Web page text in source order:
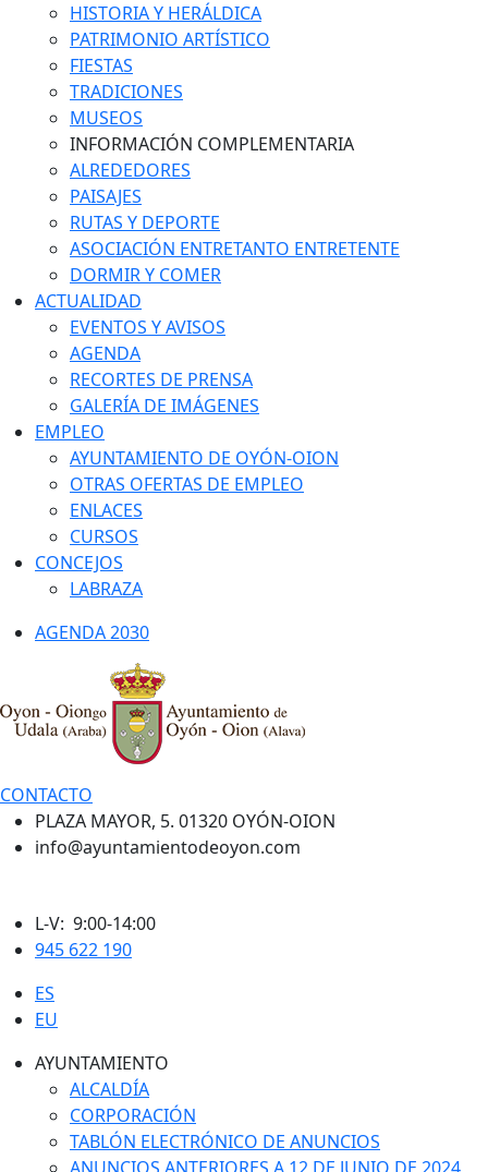
HISTORIA Y HERÁLDICA
PATRIMONIO ARTÍSTICO
FIESTAS
TRADICIONES
MUSEOS
INFORMACIÓN COMPLEMENTARIA
ALREDEDORES
PAISAJES
RUTAS Y DEPORTE
ASOCIACIÓN ENTRETANTO ENTRETENTE
DORMIR Y COMER
ACTUALIDAD
EVENTOS Y AVISOS
AGENDA
RECORTES DE PRENSA
GALERÍA DE IMÁGENES
EMPLEO
AYUNTAMIENTO DE OYÓN-OION
OTRAS OFERTAS DE EMPLEO
ENLACES
CURSOS
CONCEJOS
LABRAZA
AGENDA 2030
CONTACTO
PLAZA MAYOR, 5. 01320 OYÓN-OION
info@ayuntamientodeoyon.com
L-V: 9:00-14:00
945 622 190
ES
EU
AYUNTAMIENTO
ALCALDÍA
CORPORACIÓN
TABLÓN ELECTRÓNICO DE ANUNCIOS